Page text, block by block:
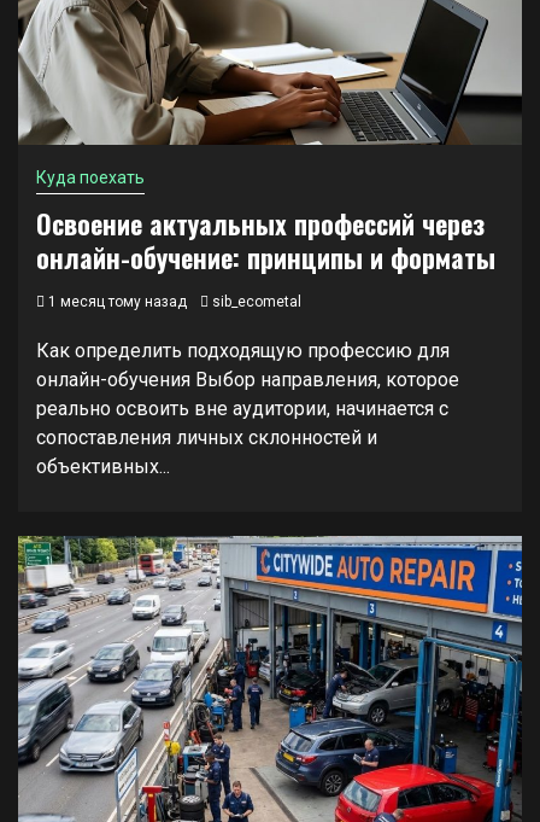
Куда поехать
Освоение актуальных профессий через
онлайн-обучение: принципы и форматы
1 месяц тому назад sib_ecometal
Как определить подходящую профессию для
онлайн-обучения Выбор направления, которое
реально освоить вне аудитории, начинается с
сопоставления личных склонностей и
объективных...